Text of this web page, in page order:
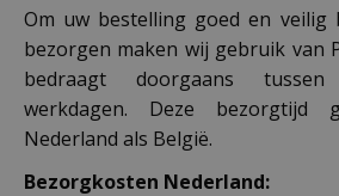
Om uw bestelling goed en
bezorgen maken wij gebruik van
bedraagt doorgaans
werkdagen. Deze bezorgtijd
Nederland als België.
Bezorgkosten Nederland: